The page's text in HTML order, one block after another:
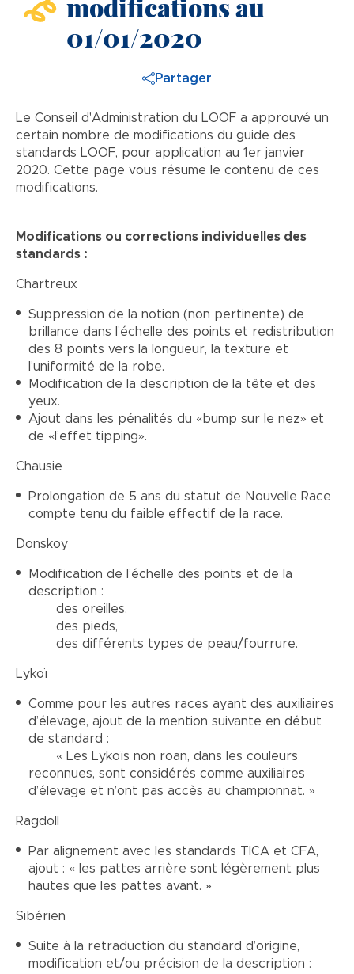
01/01/2020
Partager
Le Conseil d'Administration du LOOF a approuvé un
certain nombre de modifications du guide des
standards LOOF, pour application au 1er janvier
2020. Cette page vous résume le contenu de ces
modifications.
Modifications ou corrections individuelles des
standards :
Chartreux
Suppression de la notion (non pertinente) de
brillance dans l’échelle des points et redistribution
des 8 points vers la longueur, la texture et
l’uniformité de la robe.
Modification de la description de la tête et des
yeux.
Ajout dans les pénalités du «bump sur le nez» et
de «l’effet tipping».
Chausie
Prolongation de 5 ans du statut de Nouvelle Race
compte tenu du faible effectif de la race.
Donskoy
Modification de l’échelle des points et de la
description :
des oreilles,
des pieds,
des différents types de peau/fourrure.
Lykoï
Comme pour les autres races ayant des auxiliaires
d’élevage, ajout de la mention suivante en début
de standard :
« Les Lykoïs non roan, dans les couleurs
reconnues, sont considérés comme auxiliaires
d’élevage et n’ont pas accès au championnat. »
Ragdoll
Par alignement avec les standards TICA et CFA,
ajout : « les pattes arrière sont légèrement plus
hautes que les pattes avant. »
Sibérien
Suite à la retraduction du standard d’origine,
modification et/ou précision de la description :